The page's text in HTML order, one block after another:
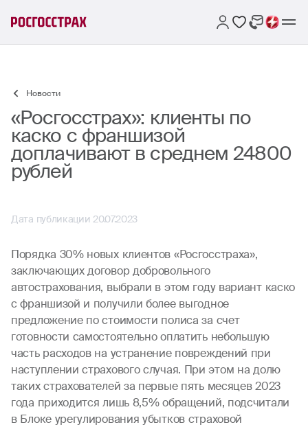
Новости
«Росгосстрах»: клиенты по
каско с франшизой
доплачивают в среднем 24800
рублей
Дата публикации 20.07.2023
Порядка 30% новых клиентов «Росгосстраха»,
заключающих договор добровольного
автострахования, выбрали в этом году вариант каско
с франшизой и получили более выгодное
предложение по стоимости полиса за счет
готовности самостоятельно оплатить небольшую
часть расходов на устранение повреждений при
наступлении страхового случая. При этом на долю
таких страхователей за первые пять месяцев 2023
года приходится лишь 8,5% обращений, подсчитали
в Блоке урегулирования убытков страховой